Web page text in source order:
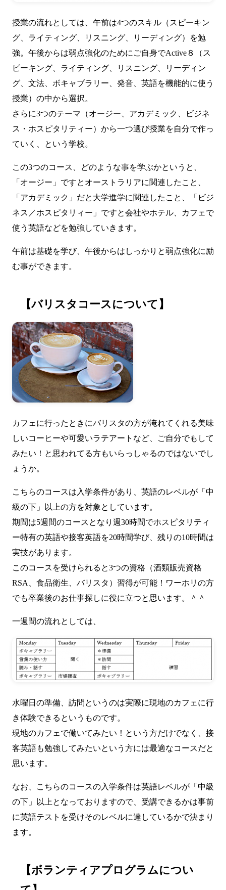
授業の流れとしては、午前は4つのスキル（スピーキン
グ、ライティング、リスニング、リーディング）を勉
強。午後からは弱点強化のためにご自身でActive８（ス
ピーキング、ライティング、リスニング、リーディン
グ、文法、ボキャブラリー、発音、英語を機能的に使う
授業）の中から選択。
さらに3つのテーマ（オージー、アカデミック、ビジネ
ス・ホスピタリティー）から一つ選び授業を自分で作っ
ていく、という学校。
この3つのコース、どのような事を学ぶかというと、
「オージー」ですとオーストラリアに関連したこと、
「アカデミック」だと大学進学に関連したこと、「ビジ
ネス／ホスピタリィー」ですと会社やホテル、カフェで
使う英語などを勉強していきます。
午前は基礎を学び、午後からはしっかりと弱点強化に励
む事ができます。
【バリスタコースについて】
カフェに行ったときにバリスタの方が淹れてくれる美味
しいコーヒーや可愛いラテアートなど、ご自分でもして
みたい！と思われてる方もいらっしゃるのではないでし
ょうか。
こちらのコースは入学条件があり、英語のレベルが「中
級の下」以上の方を対象としています。
期間は5週間のコースとなり週30時間でホスピタリティ
ー特有の英語や接客英語を20時間学び、残りの10時間は
実技があります。
このコースを受けられると3つの資格（酒類販売資格
RSA、食品衛生、バリスタ）習得が可能！ワーホリの方
でも卒業後のお仕事探しに役に立つと思います。＾＾
一週間の流れとしては、
水曜日の準備、訪問というのは実際に現地のカフェに行
き体験できるというものです。
現地のカフェで働いてみたい！という方だけでなく、接
客英語も勉強してみたいという方には最適なコースだと
思います。
なお、こちらのコースの入学条件は英語レベルが「中級
の下」以上となっておりますので、受講できるかは事前
に英語テストを受けそのレベルに達しているかで決まり
ます。
【ボランティアプログラムについ